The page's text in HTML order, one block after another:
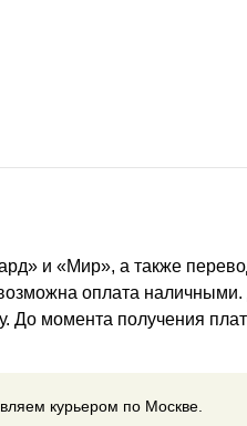
и «Мир», а также
оплата наличными.
До момента получения
курьером по Москве.